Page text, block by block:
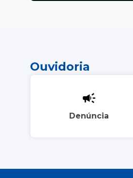
Ouvidoria
Denúncia